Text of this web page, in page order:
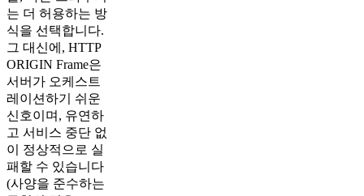
는 더 허용하는 방
식을 선택합니다.
그 대신에, HTTP
ORIGIN Frame은
서버가 오케스트
레이션하기 쉬운
신호이며, 유연하
고 서비스 중단 없
이 정상적으로 실
패할 수 있습니다
(사양을 준수하는